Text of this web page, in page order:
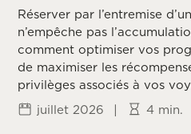
Réserver par l’entremise
n’empêche pas
comment optimiser vos
de maximiser les
privilèges associés à vos
juillet 2026
| 4 min.